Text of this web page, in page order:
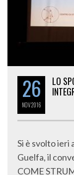
26
NOV 2016
Guelfa, il
COME